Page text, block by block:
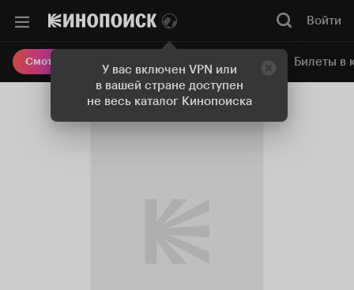
У вас включен VPN или
в вашей стране доступен
не весь каталог Кинопоиска
Войти
Смотреть кино Онлайн-кинотеатр Билеты в